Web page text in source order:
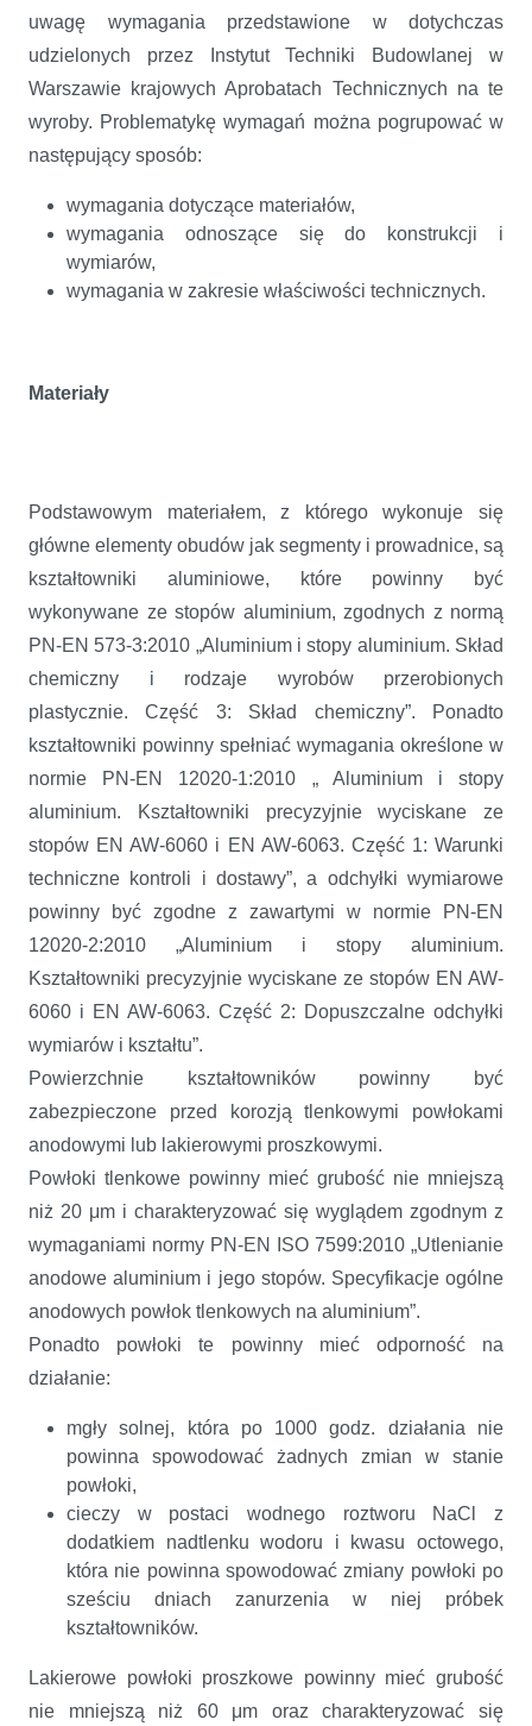
uwagę wymagania przedstawione w dotychczas
udzielonych przez Instytut Techniki Budowlanej w
Warszawie krajowych Aprobatach Technicznych na te
wyroby. Problematykę wymagań można pogrupować w
następujący sposób:
wymagania dotyczące materiałów,
wymagania odnoszące się do konstrukcji i
wymiarów,
wymagania w zakresie właściwości technicznych.
Materiały
Podstawowym materiałem, z którego wykonuje się
główne elementy obudów jak segmenty i prowadnice, są
kształtowniki aluminiowe, które powinny być
wykonywane ze stopów aluminium, zgodnych z normą
PN-EN 573-3:2010 „Aluminium i stopy aluminium. Skład
chemiczny i rodzaje wyrobów przerobionych
plastycznie. Część 3: Skład chemiczny”. Ponadto
kształtowniki powinny spełniać wymagania określone w
normie PN-EN 12020-1:2010 „ Aluminium i stopy
aluminium. Kształtowniki precyzyjnie wyciskane ze
stopów EN AW-6060 i EN AW-6063. Część 1: Warunki
techniczne kontroli i dostawy”, a odchyłki wymiarowe
powinny być zgodne z zawartymi w normie PN-EN
12020-2:2010 „Aluminium i stopy aluminium.
Kształtowniki precyzyjnie wyciskane ze stopów EN AW-
6060 i EN AW-6063. Część 2: Dopuszczalne odchyłki
wymiarów i kształtu”.
Powierzchnie kształtowników powinny być
zabezpieczone przed korozją tlenkowymi powłokami
anodowymi lub lakierowymi proszkowymi.
Powłoki tlenkowe powinny mieć grubość nie mniejszą
niż 20 μm i charakteryzować się wyglądem zgodnym z
wymaganiami normy PN-EN ISO 7599:2010 „Utlenianie
anodowe aluminium i jego stopów. Specyfikacje ogólne
anodowych powłok tlenkowych na aluminium”.
Ponadto powłoki te powinny mieć odporność na
działanie:
mgły solnej, która po 1000 godz. działania nie
powinna spowodować żadnych zmian w stanie
powłoki,
cieczy w postaci wodnego roztworu NaCl z
dodatkiem nadtlenku wodoru i kwasu octowego,
która nie powinna spowodować zmiany powłoki po
sześciu dniach zanurzenia w niej próbek
kształtowników.
Lakierowe powłoki proszkowe powinny mieć grubość
nie mniejszą niż 60 μm oraz charakteryzować się